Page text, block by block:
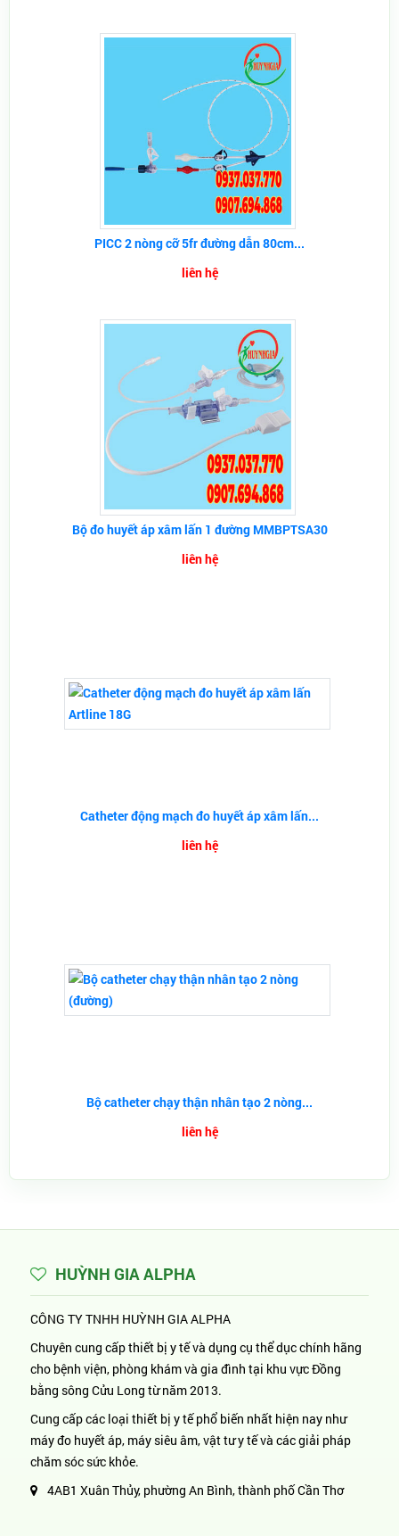
PICC 2 nòng cỡ 5fr đường dẫn 80cm...
liên hệ
Bộ đo huyết áp xâm lấn 1 đường MMBPTSA30
liên hệ
Catheter động mạch đo huyết áp xâm lấn...
liên hệ
Bộ catheter chạy thận nhân tạo 2 nòng...
liên hệ
HUỲNH GIA ALPHA
CÔNG TY TNHH HUỲNH GIA ALPHA
Chuyên cung cấp thiết bị y tế và dụng cụ thể dục chính hãng
cho bệnh viện, phòng khám và gia đình tại khu vực Đồng
bằng sông Cửu Long từ năm 2013.
Cung cấp các loại thiết bị y tế phổ biến nhất hiện nay như
máy đo huyết áp, máy siêu âm, vật tư y tế và các giải pháp
chăm sóc sức khỏe.
4AB1 Xuân Thủy, phường An Bình, thành phố Cần Thơ